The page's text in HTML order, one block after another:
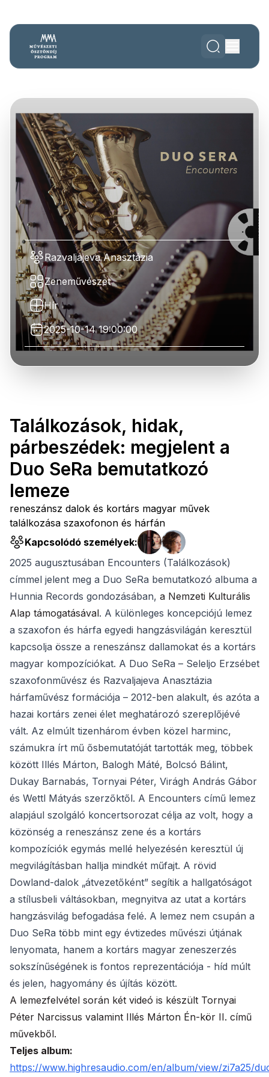
Razvaljajeva Anasztázia
Zeneművészet
Hír
2025-10-14 19:00:00
Találkozások, hidak,
párbeszédek: megjelent a
Duo SeRa bemutatkozó
lemeze
reneszánsz dalok és kortárs magyar művek
találkozása szaxofonon és hárfán
Kapcsolódó személyek:
2025 augusztusában Encounters (Találkozások)
címmel jelent meg a Duo SeRa bemutatkozó albuma a
Hunnia Records gondozásában, a Nemzeti Kulturális
Alap támogatásával. A különleges koncepciójú lemez
a szaxofon és hárfa egyedi hangzásvilágán keresztül
kapcsolja össze a reneszánsz dallamokat és a kortárs
magyar kompozíciókat. A Duo SeRa – Seleljo Erzsébet
szaxofonművész és Razvaljajeva Anasztázia
hárfaművész formációja – 2012-ben alakult, és azóta a
hazai kortárs zenei élet meghatározó szereplőjévé
vált. Az elmúlt tizenhárom évben közel harminc,
számukra írt mű ősbemutatóját tartották meg, többek
között Illés Márton, Balogh Máté, Bolcsó Bálint,
Dukay Barnabás, Tornyai Péter, Virágh András Gábor
és Wettl Mátyás szerzőktől. A Encounters című lemez
alapjául szolgáló koncertsorozat célja az volt, hogy a
közönség a reneszánsz zene és a kortárs
kompozíciók egymás mellé helyezésén keresztül új
megvilágításban hallja mindkét műfajt. A rövid
Dowland-dalok „átvezetőként” segítik a hallgatóságot
a stílusbeli váltásokban, megnyitva az utat a kortárs
hangzásvilág befogadása felé. A lemez nem csupán a
Duo SeRa több mint egy évtizedes művészi útjának
lenyomata, hanem a kortárs magyar zeneszerzés
sokszínűségének is fontos reprezentációja - híd múlt
és jelen, hagyomány és újítás között.
A lemezfelvétel során két videó is készült Tornyai
Péter Narcissus valamint Illés Márton Én-kör II. című
művekből.
Teljes album:
https://www.highresaudio.com/en/album/view/zi7a25/